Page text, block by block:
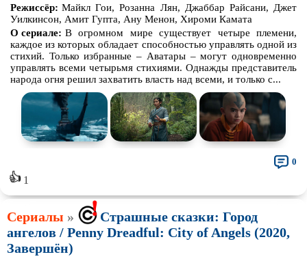
Режиссёр: Майкл Гои, Розанна Лян, Джаббар Райсани, Джет
Уилкинсон, Амит Гупта, Ану Менон, Хироми Камата
О сериале: В огромном мире существует четыре племени,
каждое из которых обладает способностью управлять одной из
стихий. Только избранные – Аватары – могут одновременно
управлять всеми четырьмя стихиями. Однажды представитель
народа огня решил захватить власть над всеми, и только с...
👍 1
0
Сериалы »
Страшные сказки: Город
ангелов / Penny Dreadful: City of Angels (2020,
Завершён)